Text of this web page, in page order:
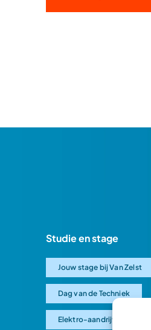
Studie en stage
Jouw stage bij Van Zelst
Dag van de Techniek
Elektro-aandrijving